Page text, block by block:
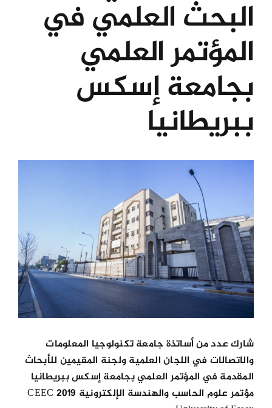
الكلياتالبحث العلمي في
المؤتمر العلمي
بجامعة إسكس
ببريطانيا
شارك عدد من أساتذة جامعة تكنولوجيا المعلومات
والاتصالات في اللجان العلمية ولجنة المقيمين للأبحاث
المقدمة في المؤتمر العلمي بجامعة إسكس ببريطانيا
مؤتمر علوم الحاسب والهندسة الإلكترونية CEEC 2019